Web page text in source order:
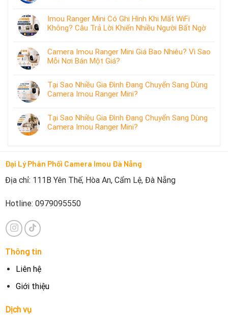
Imou Ranger Mini Có Ghi Hình Khi Mất WiFi
Không? Câu Trả Lời Khiến Nhiều Người Bất Ngờ
Camera Imou Ranger Mini Giá Bao Nhiêu? Vì Sao
Mỗi Nơi Bán Một Giá?
Tại Sao Nhiều Gia Đình Đang Chuyển Sang Dùng
Camera Imou Ranger Mini?
Tại Sao Nhiều Gia Đình Đang Chuyển Sang Dùng
Camera Imou Ranger Mini?
Đại Lý Phân Phối Camera Imou Đà Nẵng
Địa chỉ: 111B Yên Thế, Hòa An, Cẩm Lệ, Đà Nẵng
Hotline: 0979095550
Thông tin
Liên hệ
Giới thiệu
Dịch vụ